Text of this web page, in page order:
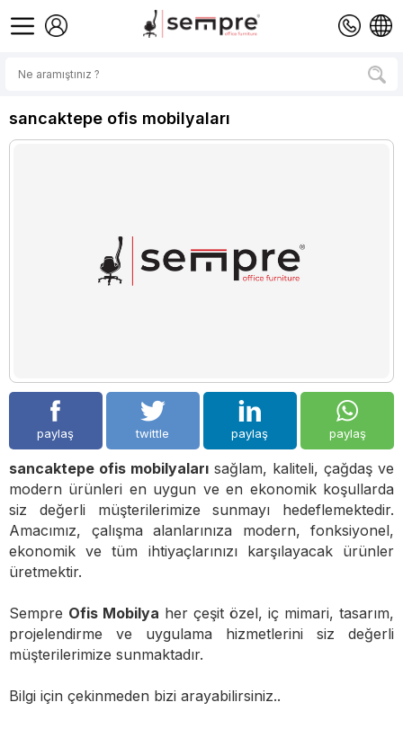
sancaktepe ofis mobilyaları
paylaş twittle paylaş paylaş
sancaktepe ofis mobilyaları sağlam, kaliteli, çağdaş ve
modern ürünleri en uygun ve en ekonomik koşullarda
siz değerli müşterilerimize sunmayı hedeflemektedir.
Amacımız, çalışma alanlarınıza modern, fonksiyonel,
ekonomik ve tüm ihtiyaçlarınızı karşılayacak ürünler
üretmektir.
Sempre Ofis Mobilya her çeşit özel, iç mimari, tasarım,
projelendirme ve uygulama hizmetlerini siz değerli
müşterilerimize sunmaktadır.
Bilgi için çekinmeden bizi arayabilirsiniz..